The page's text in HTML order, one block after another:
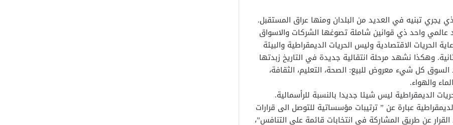
يجري تبنيه في العديد من البلدان ومنها عراق المستقبل.
واحد ذي قوانين شاملة تصوغها الشركات والاسواق
الحريات الاقتصادية وليس الحريات الديمقراطية والبيئة
وهكذا نشهد مرحلة انتقالية جديدة في التاريخ زبدتها
كل شيء معروض للبيع: الصحة، التعليم، الثقافة،
والهواء.
الديمقراطية ليس شيئا جديدا بالنسبة للرأسمالية.
عبارة عن ” ترتيبات مؤسساتية للتوصل الى قرارات
عن طريق المشاركة في انتخابات قائمة على التنافس”،